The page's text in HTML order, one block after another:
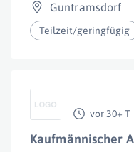
Guntramsdorf
Teilzeit/geringfügig
vor 30+ T
Kaufmännischer